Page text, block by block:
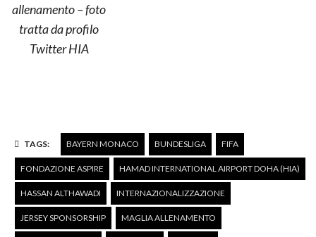
allenamento – foto
tratta da profilo
Twitter HIA
TAGS: BAYERN MONACO BUNDESLIGA FIFA
FONDAZIONE ASPIRE HAMAD INTERNATIONAL AIRPORT DOHA (HIA)
HASSAN ALTHAWADI INTERNAZIONALIZZAZIONE
JERSEY SPONSORSHIP MAGLIA ALLENAMENTO